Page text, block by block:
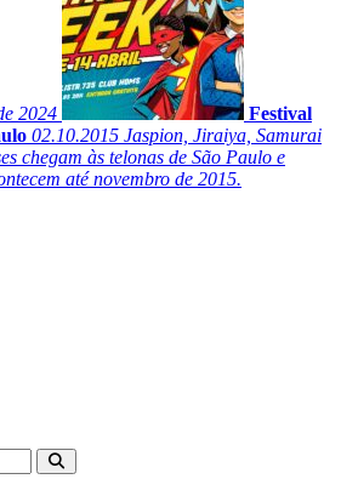
2024
Festival
02.10.2015 Jaspion, Jiraiya, Samurai
chegam às telonas de São Paulo e
até novembro de 2015.